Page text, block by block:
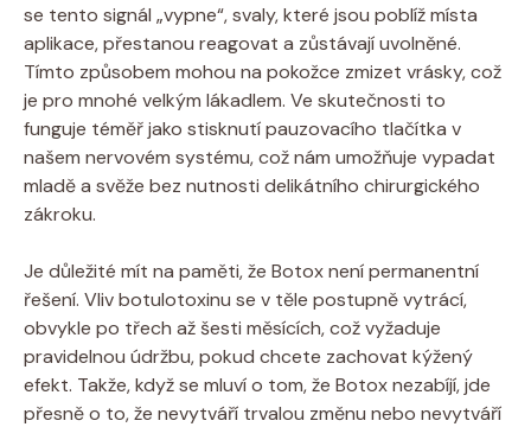
se tento signál „vypne“, svaly, které jsou poblíž místa
aplikace, přestanou reagovat a zůstávají uvolněné.
Tímto způsobem mohou na pokožce zmizet vrásky, což
je pro mnohé velkým lákadlem. Ve skutečnosti to
funguje téměř jako stisknutí pauzovacího tlačítka v
našem nervovém systému, což nám umožňuje vypadat
mladě a svěže bez nutnosti delikátního chirurgického
zákroku.
Je důležité mít na paměti, že Botox není permanentní
řešení. Vliv botulotoxinu se v těle postupně vytrácí,
obvykle po třech až šesti měsících, což vyžaduje
pravidelnou údržbu, pokud chcete zachovat kýžený
efekt. Takže, když se mluví o tom, že Botox nezabíjí, jde
přesně o to, že nevytváří trvalou změnu nebo nevytváří